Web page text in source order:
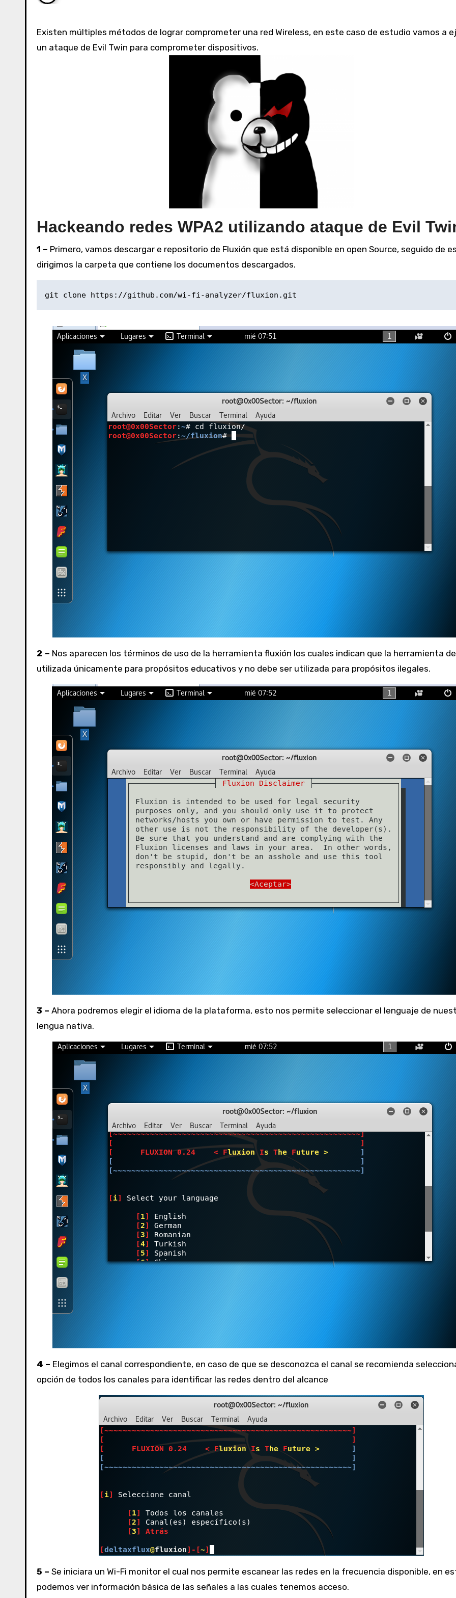
Existen múltiples métodos de lograr comprometer una red Wireless, en este caso de estudio vamos a ejecutar
un ataque de Evil Twin para comprometer dispositivos.
Hackeando redes WPA2 utilizando ataque de Evil
1 – Primero, vamos descargar e repositorio de Fluxión que está disponible en open Source, seguido de
dirigimos la carpeta que contiene los documentos descargados.
git clone https://github.com/wi-fi-analyzer/fluxion.git
2 – Nos aparecen los términos de uso de la herramienta fluxión los cuales indican que la herramienta
utilizada únicamente para propósitos educativos y no debe ser utilizada para propósitos ilegales.
3 – Ahora podremos elegir el idioma de la plataforma, esto nos permite seleccionar el lenguaje de
lengua nativa.
4 – Elegimos el canal correspondiente, en caso de que se desconozca el canal se recomienda
opción de todos los canales para identificar las redes dentro del alcance
5 – Se iniciara un Wi-Fi monitor el cual nos permite escanear las redes en la frecuencia disponible, en
podemos ver información básica de las señales a las cuales tenemos acceso.